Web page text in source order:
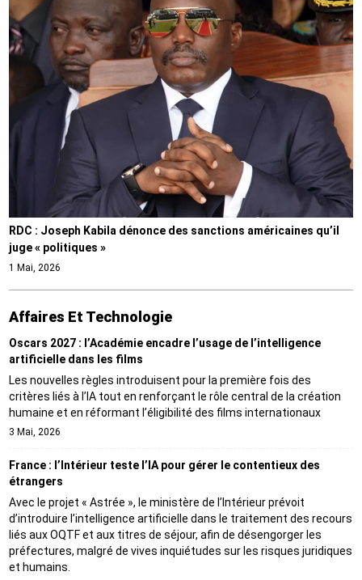
RDC : Joseph Kabila dénonce des sanctions américaines qu’il
juge « politiques »
1 Mai, 2026
Affaires Et Technologie
Oscars 2027 : l’Académie encadre l’usage de l’intelligence
artificielle dans les films
Les nouvelles règles introduisent pour la première fois des
critères liés à l’IA tout en renforçant le rôle central de la création
humaine et en réformant l’éligibilité des films internationaux
3 Mai, 2026
France : l’Intérieur teste l’IA pour gérer le contentieux des
étrangers
Avec le projet « Astrée », le ministère de l’Intérieur prévoit
d’introduire l’intelligence artificielle dans le traitement des recours
liés aux OQTF et aux titres de séjour, afin de désengorger les
préfectures, malgré de vives inquiétudes sur les risques juridiques
et humains.